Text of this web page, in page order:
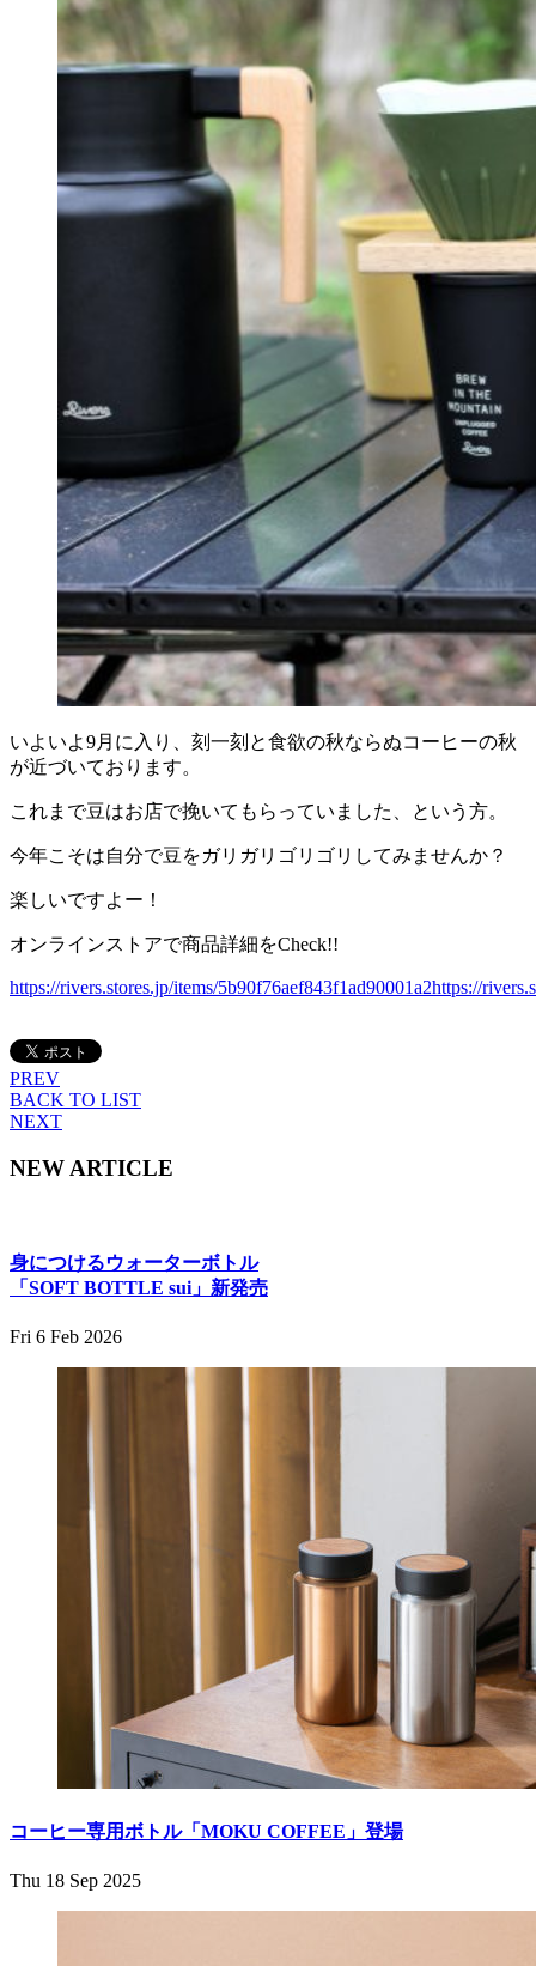
いよいよ9月に入り、刻一刻と食欲の秋ならぬコーヒーの秋
が近づいております。
これまで豆はお店で挽いてもらっていました、という方。
今年こそは自分で豆をガリガリゴリゴリしてみませんか？
楽しいですよー！
オンラインストアで商品詳細をCheck!!
https://rivers.stores.jp/items/5b90f76aef843f1ad90001a2https://
PREV
BACK TO LIST
NEXT
NEW ARTICLE
身につけるウォーターボトル
「SOFT BOTTLE sui」新発売
Fri 6 Feb 2026
コーヒー専用ボトル「MOKU COFFEE」登場
Thu 18 Sep 2025